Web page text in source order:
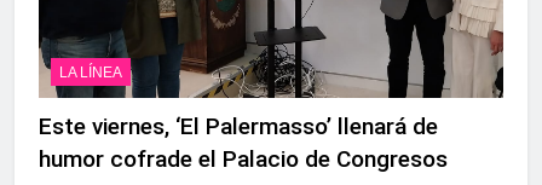
LA LÍNEA
Este viernes, ‘El Palermasso’ llenará de
humor cofrade el Palacio de Congresos